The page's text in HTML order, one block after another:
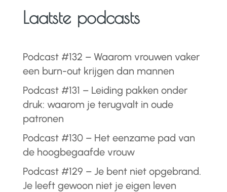
Laatste podcasts
Podcast #132 – Waarom vrouwen vaker
een burn-out krijgen dan mannen
Podcast #131 – Leiding pakken onder
druk: waarom je terugvalt in oude
patronen
Podcast #130 – Het eenzame pad van
de hoogbegaafde vrouw
Podcast #129 – Je bent niet opgebrand.
Je leeft gewoon niet je eigen leven